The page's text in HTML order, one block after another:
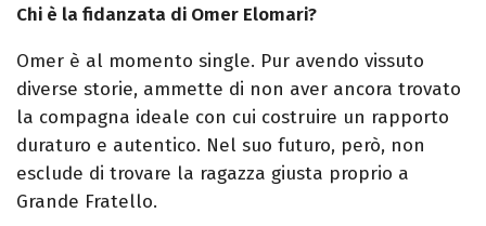
Chi è la fidanzata di Omer Elomari?
Omer è al momento single. Pur avendo vissuto
diverse storie, ammette di non aver ancora trovato
la compagna ideale con cui costruire un rapporto
duraturo e autentico. Nel suo futuro, però, non
esclude di trovare la ragazza giusta proprio a
Grande Fratello.